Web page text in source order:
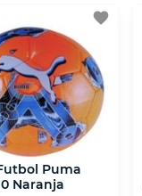
favorite
Puma
Naranja